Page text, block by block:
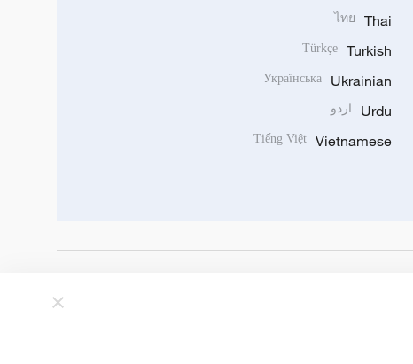
Thai
ไทย
Turkish
Türkçe
Ukrainian
Українська
Urdu اردو
Vietnamese
Tiếng Việt